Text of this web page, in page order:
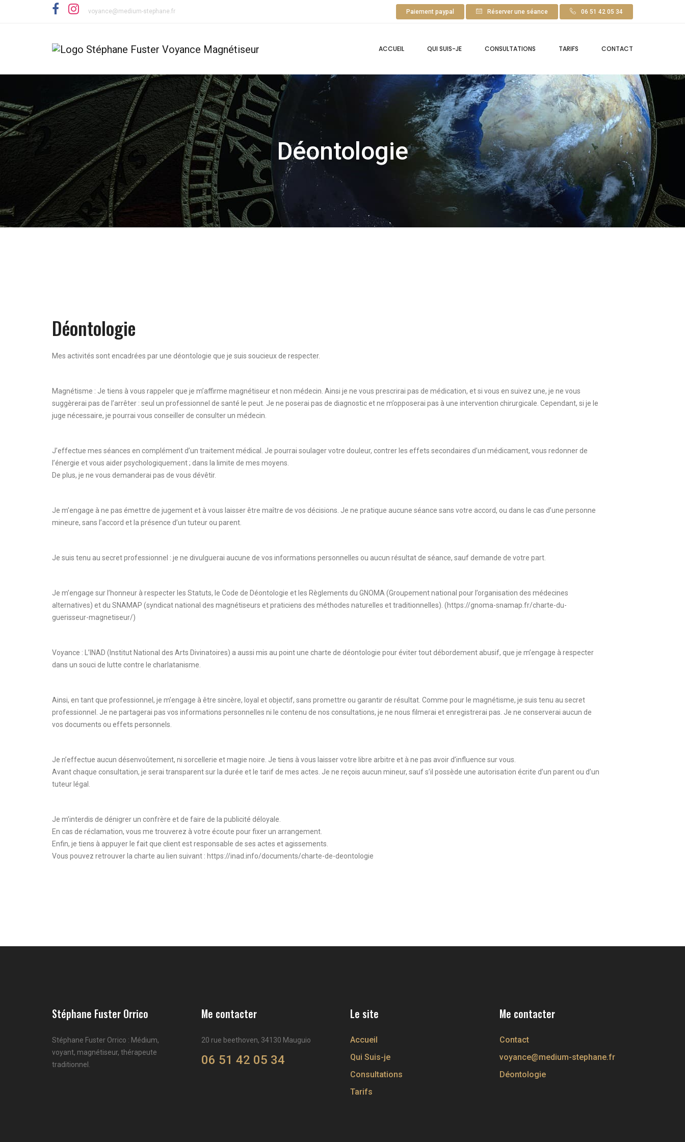
voyance@medium-stephane.fr Paiement paypal Réserver une séance 06 51 42 05 34
ACCUEIL QUI SUIS-JE CONSULTATIONS TARIFS CONTACT
Déontologie
Déontologie
Mes activités sont encadrées par une déontologie que je suis soucieux de respecter.
Magnétisme : Je tiens à vous rappeler que je m’affirme magnétiseur et non médecin. Ainsi je ne vous prescrirai pas de médication, et si vous en suivez une, je ne vous
suggèrerai pas de l’arrêter : seul un professionnel de santé le peut. Je ne poserai pas de diagnostic et ne m’opposerai pas à une intervention chirurgicale. Cependant, si je le
juge nécessaire, je pourrai vous conseiller de consulter un médecin.
J’effectue mes séances en complément d’un traitement médical. Je pourrai soulager votre douleur, contrer les effets secondaires d’un médicament, vous redonner de
l’énergie et vous aider psychologiquement ; dans la limite de mes moyens.
De plus, je ne vous demanderai pas de vous dévêtir.
Je m’engage à ne pas émettre de jugement et à vous laisser être maître de vos décisions. Je ne pratique aucune séance sans votre accord, ou dans le cas d’une personne
mineure, sans l’accord et la présence d’un tuteur ou parent.
Je suis tenu au secret professionnel : je ne divulguerai aucune de vos informations personnelles ou aucun résultat de séance, sauf demande de votre part.
Je m’engage sur l’honneur à respecter les Statuts, le Code de Déontologie et les Règlements du GNOMA (Groupement national pour l’organisation des médecines
alternatives) et du SNAMAP (syndicat national des magnétiseurs et praticiens des méthodes naturelles et traditionnelles). (https://gnoma-snamap.fr/charte-du-
guerisseur-magnetiseur/)
Voyance : L’INAD (Institut National des Arts Divinatoires) a aussi mis au point une charte de déontologie pour éviter tout débordement abusif, que je m’engage à respecter
dans un souci de lutte contre le charlatanisme.
Ainsi, en tant que professionnel, je m’engage à être sincère, loyal et objectif, sans promettre ou garantir de résultat. Comme pour le magnétisme, je suis tenu au secret
professionnel. Je ne partagerai pas vos informations personnelles ni le contenu de nos consultations, je ne nous filmerai et enregistrerai pas. Je ne conserverai aucun de
vos documents ou effets personnels.
Je n’effectue aucun désenvoûtement, ni sorcellerie et magie noire. Je tiens à vous laisser votre libre arbitre et à ne pas avoir d’influence sur vous.
Avant chaque consultation, je serai transparent sur la durée et le tarif de mes actes. Je ne reçois aucun mineur, sauf s’il possède une autorisation écrite d’un parent ou d’un
tuteur légal.
Je m’interdis de dénigrer un confrère et de faire de la publicité déloyale.
En cas de réclamation, vous me trouverez à votre écoute pour fixer un arrangement.
Enfin, je tiens à appuyer le fait que client est responsable de ses actes et agissements.
Vous pouvez retrouver la charte au lien suivant : https://inad.info/documents/charte-de-deontologie
Stéphane Fuster Orrico
Stéphane Fuster Orrico : Médium,
voyant, magnétiseur, thérapeute
traditionnel.
Me contacter
20 rue beethoven, 34130 Mauguio
06 51 42 05 34
Le site
Accueil
Qui Suis-je
Consultations
Tarifs
Me contacter
Contact
voyance@medium-stephane.fr
Déontologie